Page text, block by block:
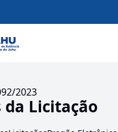
2023
da Licitação